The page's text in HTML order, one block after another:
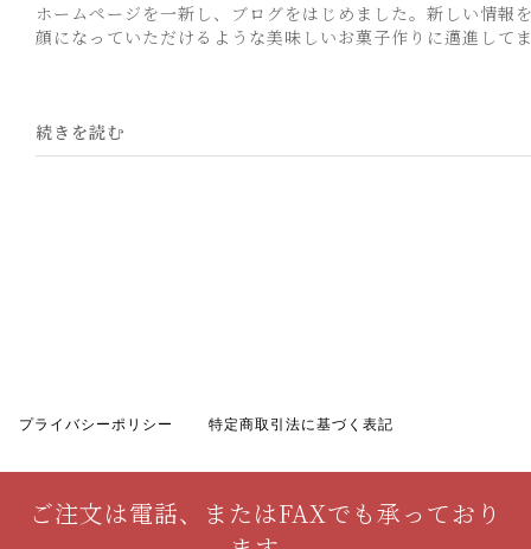
ホームページを一新し、ブログをはじめました。新しい情
顔になっていただけるような美味しいお菓子作りに邁進して
続きを読む
プライバシーポリシー 特定商取引法に基づく表記
ご注文は電話、またはFAXでも承っており